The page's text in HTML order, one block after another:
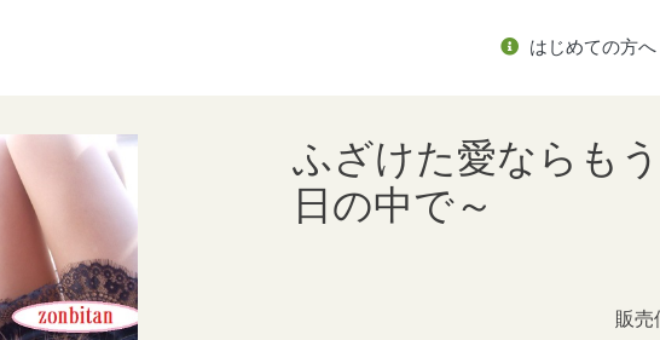
はじめての方へ
ふざけた愛ならも
日の中で～
販売